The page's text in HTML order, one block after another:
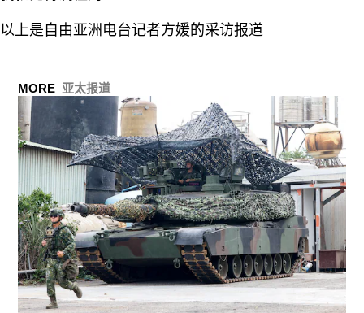
以上是自由亚洲电台记者方媛的采访报道
MORE 亚太报道